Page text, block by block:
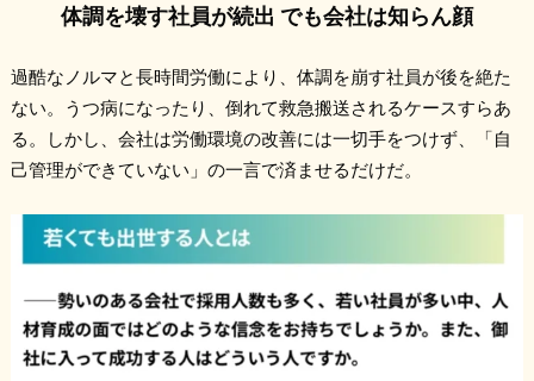
体調を壊す社員が続出 でも会社は知らん顔
過酷なノルマと長時間労働により、体調を崩す社員が後を絶た
ない。うつ病になったり、倒れて救急搬送されるケースすらあ
る。しかし、会社は労働環境の改善には一切手をつけず、「自
己管理ができていない」の一言で済ませるだけだ。